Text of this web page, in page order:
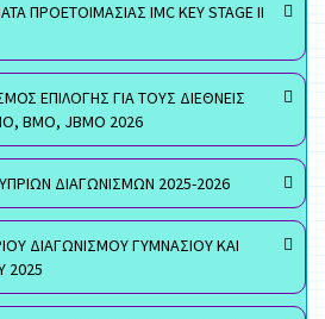
ΠΡΟΕΤΟΙΜΑΣΙΑΣ IMC KEY STAGE II
ΕΠΙΛΟΓΗΣ ΓΙΑ ΤΟΥΣ ΔΙΕΘΝΕΙΣ
ΒΜΟ, JBMO 2026
ΔΙΑΓΩΝΙΣΜΩΝ 2025-2026
ΔΙΑΓΩΝΙΣΜΟΥ ΓΥΜΝΑΣΙΟΥ ΚΑΙ
2025